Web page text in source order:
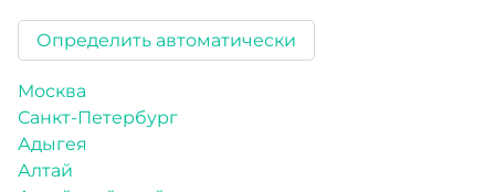
Определить автоматически
Москва
Санкт-Петербург
Адыгея
Алтай